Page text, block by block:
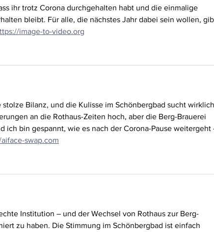
ihr trotz Corona durchgehalten habt und die einmalige
bleibt. Für alle, die nächstes Jahr dabei sein wollen,
image-to-video.org
Bilanz, und die Kulisse im Schönbergbad sucht wirklich
an die Rothaus-Zeiten hoch, aber die Berg-Brauerei
ich bin gespannt, wie es nach der Corona-Pause weitergeht
swap.com
Institution – und der Wechsel von Rothaus zur Berg-
zu haben. Die Stimmung im Schönbergbad ist einfach